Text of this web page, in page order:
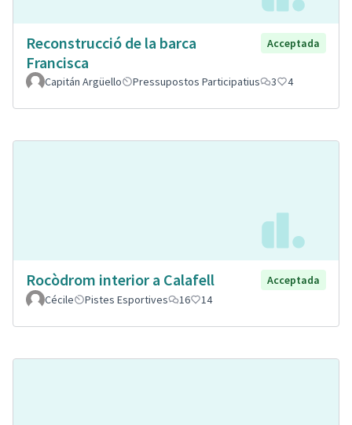
Reconstrucció de la barca
Francisca
Acceptada
Capitán Argüello Pressupostos Participatius 3 4
Rocòdrom interior a Calafell
Acceptada
Cécile
Pistes Esportives 16 14